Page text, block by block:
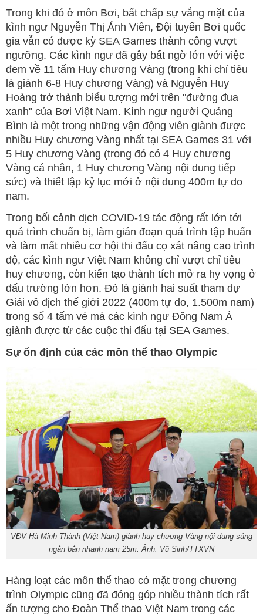
Trong khi đó ở môn Bơi, bất chấp sự vắng mặt của
kình ngư Nguyễn Thị Ánh Viên, Đội tuyển Bơi quốc
gia vẫn có được kỳ SEA Games thành công vượt
ngưỡng. Các kình ngư đã gây bất ngờ lớn với việc
đem về 11 tấm Huy chương Vàng (trong khi chỉ tiêu
là giành 6-8 Huy chương Vàng) và Nguyễn Huy
Hoàng trở thành biểu tượng mới trên "đường đua
xanh" của Bơi Việt Nam. Kình ngư người Quảng
Bình là một trong những vận động viên giành được
nhiều Huy chương Vàng nhất tại SEA Games 31 với
5 Huy chương Vàng (trong đó có 4 Huy chương
Vàng cá nhân, 1 Huy chương Vàng nội dung tiếp
sức) và thiết lập kỷ lục mới ở nội dung 400m tự do
nam.
Trong bối cảnh dịch COVID-19 tác động rất lớn tới
quá trình chuẩn bị, làm gián đoạn quá trình tập huấn
và làm mất nhiều cơ hội thi đấu cọ xát nâng cao trình
độ, các kình ngư Việt Nam không chỉ vượt chỉ tiêu
huy chương, còn kiến tạo thành tích mở ra hy vọng ở
đấu trường lớn hơn. Đó là giành hai suất tham dự
Giải vô địch thế giới 2022 (400m tự do, 1.500m nam)
trong số 4 tấm vé mà các kình ngư Đông Nam Á
giành được từ các cuộc thi đấu tại SEA Games.
Sự ổn định của các môn thể thao Olympic
VĐV Hà Minh Thành (Việt Nam) giành huy chương Vàng nội dung súng
ngắn bắn nhanh nam 25m. Ảnh: Vũ Sinh/TTXVN
Hàng loạt các môn thể thao có mặt trong chương
trình Olympic cũng đã đóng góp nhiều thành tích rất
ấn tượng cho Đoàn Thể thao Việt Nam trong các